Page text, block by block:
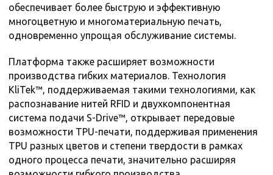
обеспечивает более быструю и эффективную
многоцветную и многоматериальную печать,
одновременно упрощая обслуживание системы.
Платформа также расширяет возможности
производства гибких материалов. Технология
KliTek™, поддерживаемая такими технологиями, как
распознавание нитей RFID и двухкомпонентная
система подачи S-Drive™, открывает передовые
возможности TPU-печати, поддерживая применения
TPU разных цветов и степени твердости в рамках
одного процесса печати, значительно расширяя